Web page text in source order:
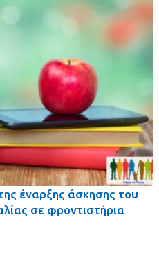
έναρξης άσκησης του
σε φροντιστήρια